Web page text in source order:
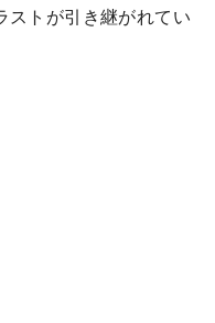
ストが引き継がれてい